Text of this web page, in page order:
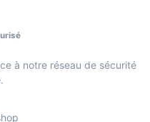
à notre réseau de sécurité